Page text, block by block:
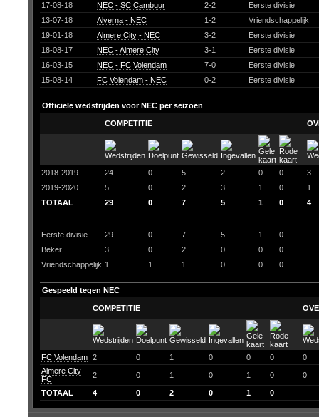
17-08-18
NEC - SC Cambuur 2-2
Eerste divisie
13-07-18
Alverna - NEC 1-2
Vriendschappelijk
19-01-18
Almere City - NEC 3-2
Eerste divisie
18-08-17
NEC - Almere City 3-1
Eerste divisie
16-03-15
NEC - FC Volendam 7-0
Eerste divisie
15-08-14
FC Volendam - NEC 0-2 Eerste divisie
Officiële wedstrijden voor NEC per seizoen
COMPETITIE
2018-2019 24 0 5 2 0 0
3
2019-2020
5 0 2 3 1 0
1
TOTAAL
29 0 7 5 1 0 4
Eerste divisie 29 0 7 5 1
0
Beker
3 0 2 0 0
0
Vriendschappelijk 1 1 1 0 0 0
Gespeeld tegen NEC
COMPETITIE
FC Volendam 2 0 1 0 0 0
0
Almere City
FC
2 0 1 0 1 0 0
TOTAAL 4 0 2 0 1 0